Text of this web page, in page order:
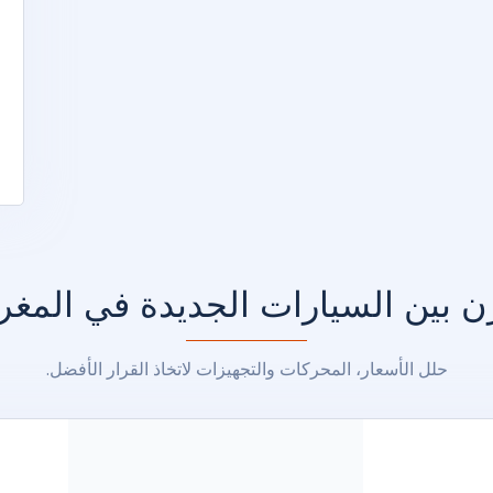
بين السيارات الجديدة في
حلل الأسعار، المحركات والتجهيزات لاتخاذ القرار الأفضل.